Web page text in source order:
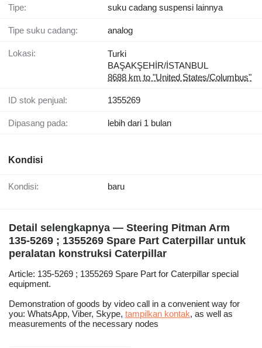
Tipe: suku cadang suspensi lainnya
Tipe suku cadang: analog
Lokasi:
Turki
BAŞAKŞEHİR/İSTANBUL
8688 km to "United States/Columbus"
ID stok penjual: 1355269
Dipasang pada: lebih dari 1 bulan
Kondisi
Kondisi: baru
Detail selengkapnya — Steering Pitman Arm
135-5269 ; 1355269 Spare Part Caterpillar untuk
peralatan konstruksi Caterpillar
Article: 135-5269 ; 1355269 Spare Part for Caterpillar special
equipment.
Demonstration of goods by video call in a convenient way for
you: WhatsApp, Viber, Skype, tampilkan kontak, as well as
measurements of the necessary nodes